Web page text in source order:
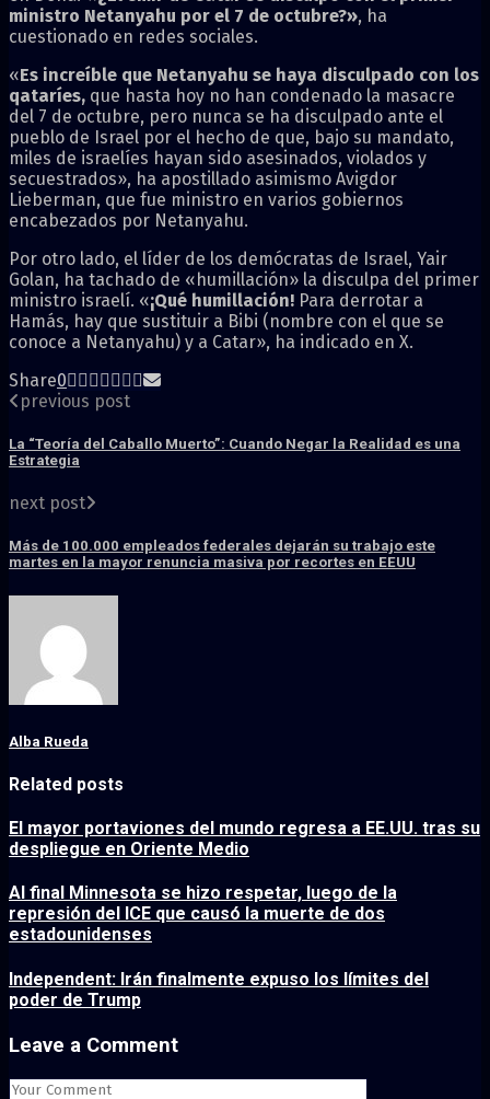
ministro Netanyahu por el 7 de octubre?», ha
cuestionado en redes sociales.
«Es increíble que Netanyahu se haya disculpado con los
qataríes, que hasta hoy no han condenado la masacre
del 7 de octubre, pero nunca se ha disculpado ante el
pueblo de Israel por el hecho de que, bajo su mandato,
miles de israelíes hayan sido asesinados, violados y
secuestrados», ha apostillado asimismo Avigdor
Lieberman, que fue ministro en varios gobiernos
encabezados por Netanyahu.
Por otro lado, el líder de los demócratas de Israel, Yair
Golan, ha tachado de «humillación» la disculpa del primer
ministro israelí. «¡Qué humillación! Para derrotar a
Hamás, hay que sustituir a Bibi (nombre con el que se
conoce a Netanyahu) y a Catar», ha indicado en X.
Share0
previous post
La “Teoría del Caballo Muerto”: Cuando Negar la Realidad es una
Estrategia
next post
Más de 100.000 empleados federales dejarán su trabajo este
martes en la mayor renuncia masiva por recortes en EEUU
Alba Rueda
Related posts
El mayor portaviones del mundo regresa a EE.UU. tras su
despliegue en Oriente Medio
Al final Minnesota se hizo respetar, luego de la
represión del ICE que causó la muerte de dos
estadounidenses
Independent: Irán finalmente expuso los límites del
poder de Trump
Leave a Comment